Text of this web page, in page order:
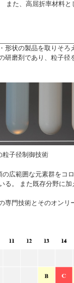
た、高屈折率材料と
形状の製品を取りそろ
研磨剤であり、粒子
粒子径制御技術
広範囲な元素群をコ
。 また既存分野に
門技術とそのオンリ